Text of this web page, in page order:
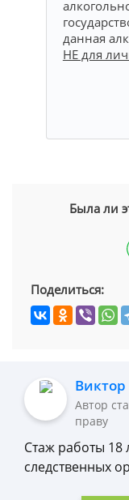
данная
НЕ для
Была ли
Поделиться:
Автор
праву
Стаж работы 18
следственных